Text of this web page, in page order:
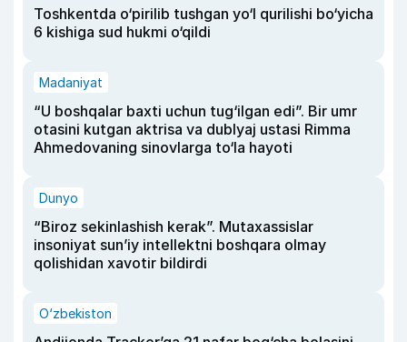
Toshkentda o‘pirilib tushgan yo‘l qurilishi bo‘yicha
6 kishiga sud hukmi o‘qildi
Madaniyat
“U boshqalar baxti uchun tug‘ilgan edi”. Bir umr
otasini kutgan aktrisa va dublyaj ustasi Rimma
Ahmedovaning sinovlarga to‘la hayoti
Dunyo
“Biroz sekinlashish kerak”. Mutaxassislar
insoniyat sun’iy intellektni boshqara olmay
qolishidan xavotir bildirdi
O‘zbekiston